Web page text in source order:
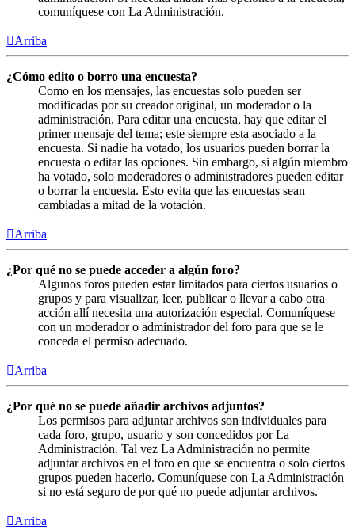
comuníquese con La Administración.
Arriba
¿Cómo edito o borro una encuesta?
Como en los mensajes, las encuestas solo pueden ser
modificadas por su creador original, un moderador o la
administración. Para editar una encuesta, hay que editar el
primer mensaje del tema; este siempre esta asociado a la
encuesta. Si nadie ha votado, los usuarios pueden borrar la
encuesta o editar las opciones. Sin embargo, si algún miembro
ha votado, solo moderadores o administradores pueden editar
o borrar la encuesta. Esto evita que las encuestas sean
cambiadas a mitad de la votación.
Arriba
¿Por qué no se puede acceder a algún foro?
Algunos foros pueden estar limitados para ciertos usuarios o
grupos y para visualizar, leer, publicar o llevar a cabo otra
acción allí necesita una autorización especial. Comuníquese
con un moderador o administrador del foro para que se le
conceda el permiso adecuado.
Arriba
¿Por qué no se puede añadir archivos adjuntos?
Los permisos para adjuntar archivos son individuales para
cada foro, grupo, usuario y son concedidos por La
Administración. Tal vez La Administración no permite
adjuntar archivos en el foro en que se encuentra o solo ciertos
grupos pueden hacerlo. Comuníquese con La Administración
si no está seguro de por qué no puede adjuntar archivos.
Arriba